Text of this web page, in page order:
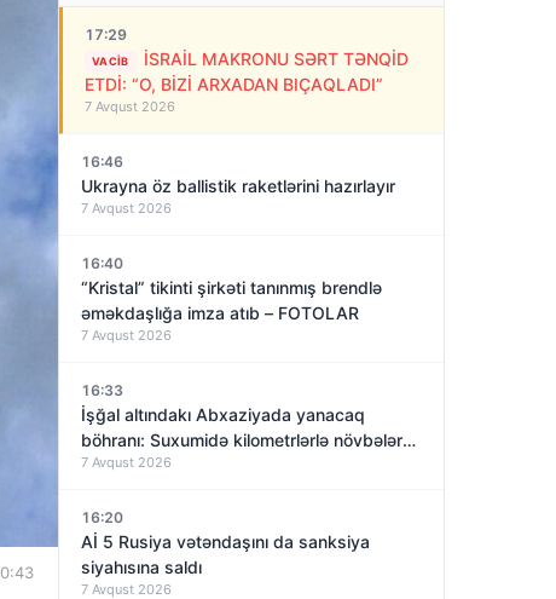
17:29
VACIB
İSRAİL MAKRONU SƏRT TƏNQİD
ETDİ: “O, BİZİ ARXADAN BIÇAQLADI”
7 Avqust 2026
16:46
Ukrayna öz ballistik raketlərini hazırlayır
7 Avqust 2026
16:40
“Kristal” tikinti şirkəti tanınmış brendlə
əməkdaşlığa imza atıb – FOTOLAR
7 Avqust 2026
16:33
İşğal altındakı Abxaziyada yanacaq
böhranı: Suxumidə kilometrlərlə növbələr
yaranıb
7 Avqust 2026
16:20
Aİ 5 Rusiya vətəndaşını da sanksiya
siyahısına saldı
7 Avqust 2026